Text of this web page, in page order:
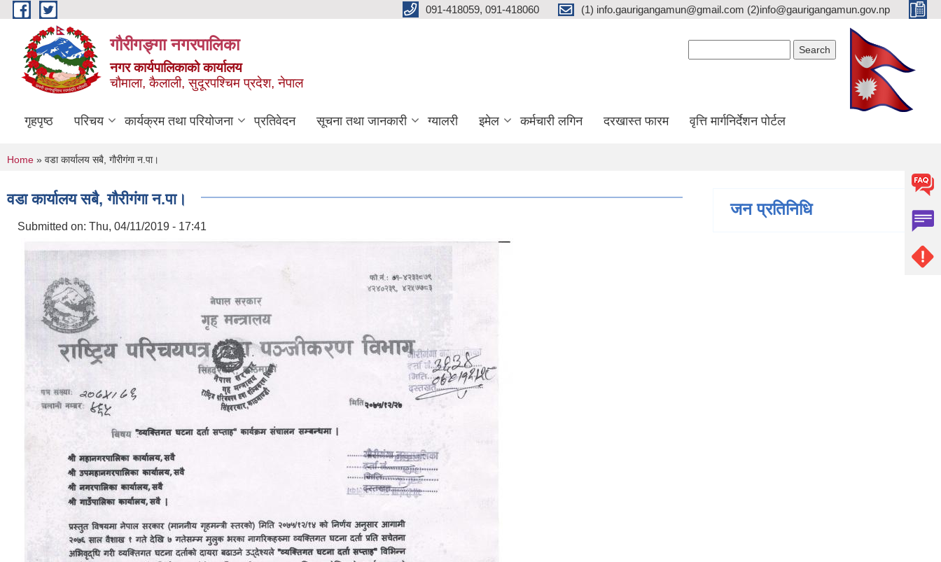
Skip to main content 091-418059, 091-418060 (1) info.gaurigangamun@gmail.com (2)info@gaurigangamun.gov.np
गौरीगङ्गा नगरपालिका
नगर कार्यपालिकाको कार्यालय
चौमाला, कैलाली, सुदूरपश्चिम प्रदेश, नेपाल
गृहपृष्ठ परिचय कार्यक्रम तथा परियोजना प्रतिवेदन सूचना तथा जानकारी ग्यालरी इमेल कर्मचारी लगिन दरखास्त फारम वृत्ति मार्गनिर्देशन पोर्टल
You are here
Home » वडा कार्यालय सबै, गाैरीगंगा न.पा।
वडा कार्यालय सबै, गाैरीगंगा न.पा।
Submitted on: Thu, 04/11/2019 - 17:41
जन प्रतिनिधि